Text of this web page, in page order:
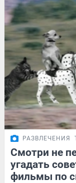
РАЗВЛЕЧЕНИЯ
Смотри не
угадать
фильмы по